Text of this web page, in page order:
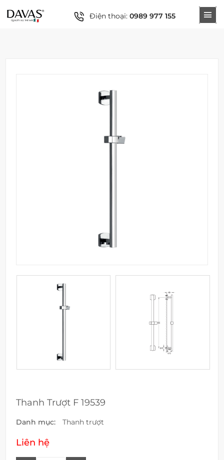
Điện thoại: 0989 977 155
Thanh Trượt F 19539
Danh mục: Thanh trượt
Liên hệ